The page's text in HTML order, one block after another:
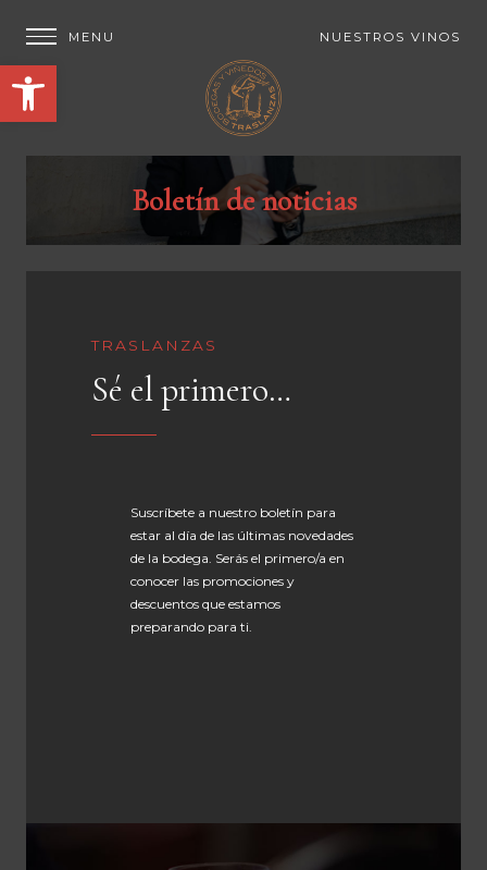
Abrir barra de herramientas
NUESTROS VINOS
Boletín de noticias
TRASLANZAS
Sé el primero…
Suscríbete a nuestro boletín para
estar al día de las últimas novedades
de la bodega. Serás el primero/a en
conocer las promociones y
descuentos que estamos
preparando para ti.